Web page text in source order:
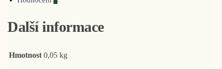
Další informace
Hmotnost 0,05 kg